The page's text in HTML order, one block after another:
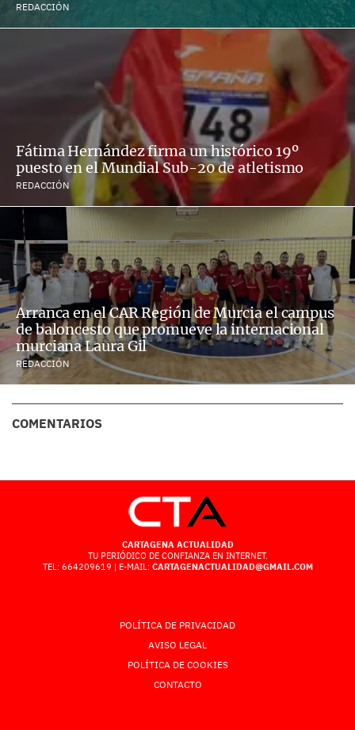
REDACCIÓN
Fátima Hernández firma un histórico 19º
puesto en el Mundial Sub-20 de atletismo
REDACCIÓN
Arranca en el CAR Región de Murcia el campus
de baloncesto que promueve la internacional
murciana Laura Gil
REDACCIÓN
COMENTARIOS
CARTAGENA ACTUALIDAD
TU PERIÓDICO DE CONFIANZA EN INTERNET.
TEL: 664209619 | E-MAIL: CARTAGENACTUALIDAD@GMAIL.COM
POLÍTICA DE PRIVACIDAD
AVISO LEGAL
POLÍTICA DE COOKIES
CONTACTO